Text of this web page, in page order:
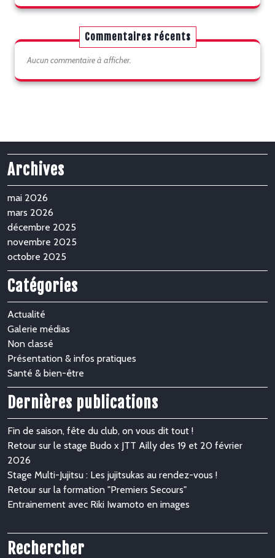
Commentaires récents
Aucun commentaire à afficher.
Archives
mai 2026
mars 2026
décembre 2025
novembre 2025
octobre 2025
Catégories
Actualité
Galerie médias
Non classé
Présentation & infos pratiques
Santé & bien-être
Dernières publications
Fin de saison, fête du club, on vous dit tout !
Retour sur le stage Budo x JTT Ailly des 19 et 20 février
2026
Stage Multi-Jujitsu : Les jujitsukas au rendez-vous !
Retour sur la formation "Premiers Secours"
Entrainement avec Riki Iwamoto en images
Rechercher